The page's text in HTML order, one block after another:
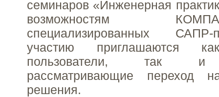
семинаров «Инженерная
возможностям
специализированных
участию приглашаются
пользователи, так и
рассматривающие переход
решения.